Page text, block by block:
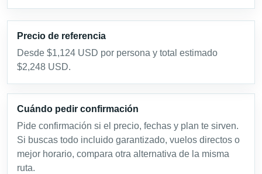
Precio de referencia
Desde $1,124 USD por persona y total estimado
$2,248 USD.
Cuándo pedir confirmación
Pide confirmación si el precio, fechas y plan te sirven.
Si buscas todo incluido garantizado, vuelos directos o
mejor horario, compara otra alternativa de la misma
ruta.